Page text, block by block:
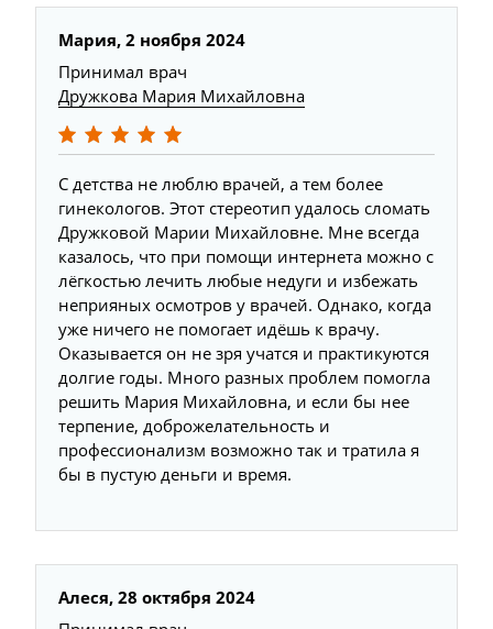
Мария, 2 ноября 2024
Принимал врач
Дружкова Мария Михайловна
С детства не люблю врачей, а тем более
гинекологов. Этот стереотип удалось сломать
Дружковой Марии Михайловне. Мне всегда
казалось, что при помощи интернета можно с
лёгкостью лечить любые недуги и избежать
неприяных осмотров у врачей. Однако, когда
уже ничего не помогает идёшь к врачу.
Оказывается он не зря учатся и практикуются
долгие годы. Много разных проблем помогла
решить Мария Михайловна, и если бы нее
терпение, доброжелательность и
профессионализм возможно так и тратила я
бы в пустую деньги и время.
Алеся, 28 октября 2024